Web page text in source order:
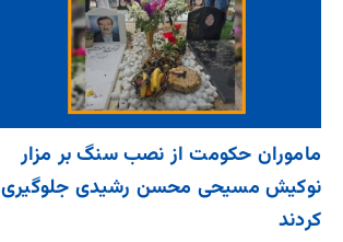
ماموران حکومت از نصب سنگ بر مزار
نوکیش مسیحی محسن رشیدی جلوگیری
کردند